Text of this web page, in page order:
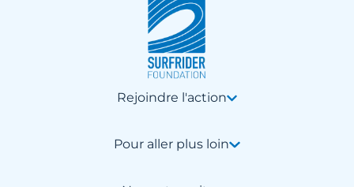
Rejoindre l'action
Pour aller plus loin